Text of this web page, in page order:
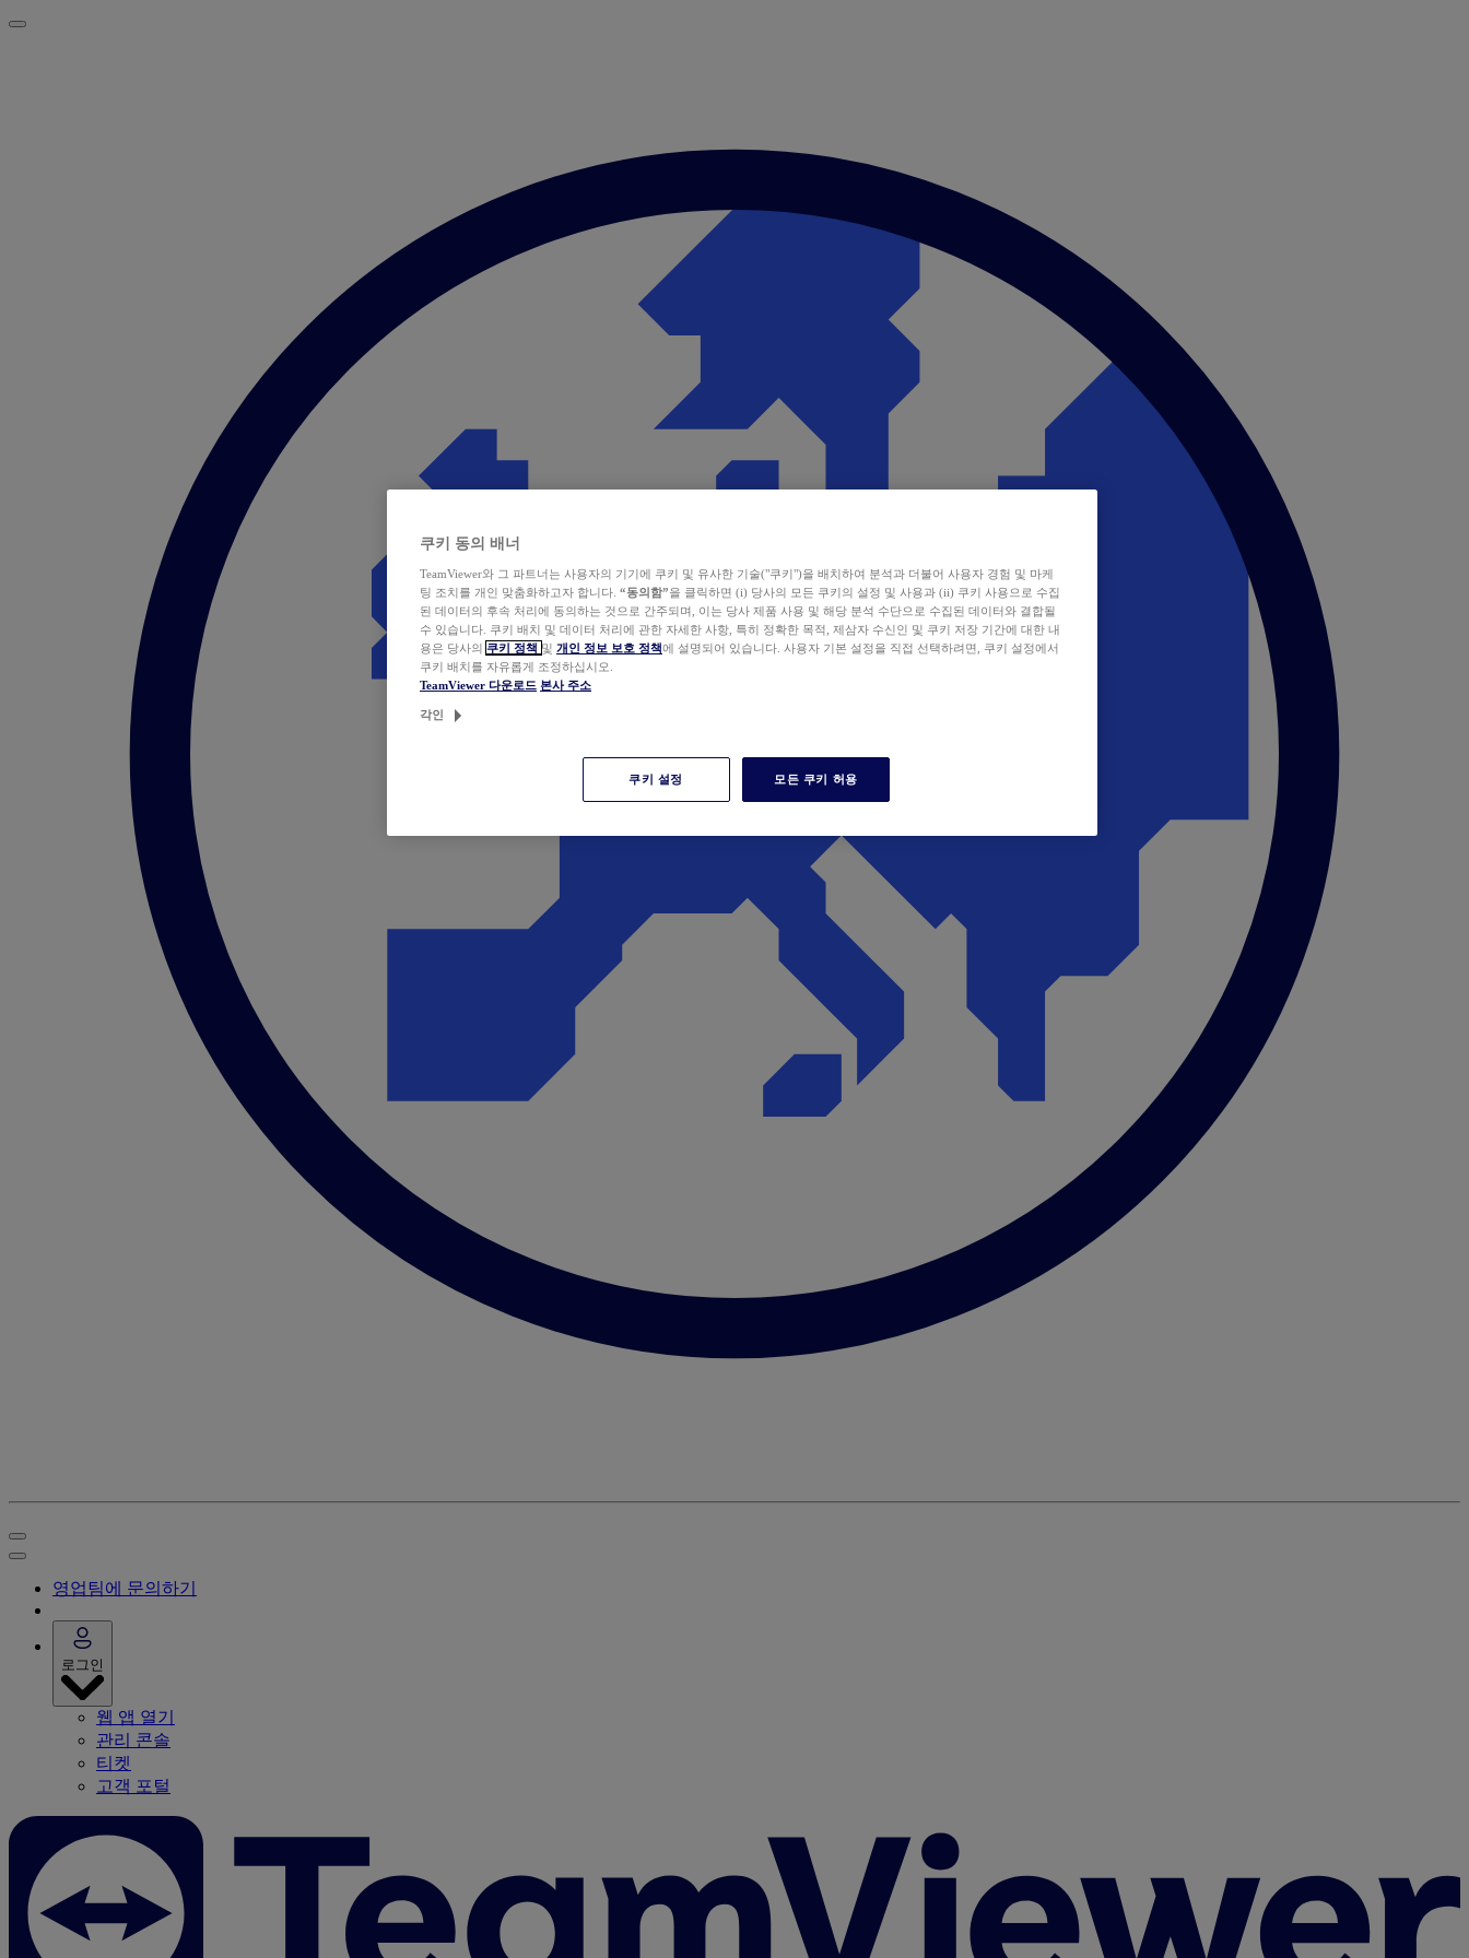
영업팀에 문의하기
로그인
웹 앱 열기
관리 콘솔
티켓
고객 포털
쿠키 동의 배너
TeamViewer와 그 파트너는 사용자의 기기에 쿠키 및 유사한 기술("쿠키")을 배치하여 분석과 더불어 사용자 경험 및 마케
팅 조치를 개인 맞춤화하고자 합니다. “동의함”을 클릭하면 (i) 당사의 모든 쿠키의 설정 및 사용과 (ii) 쿠키 사용으로 수집
된 데이터의 후속 처리에 동의하는 것으로 간주되며, 이는 당사 제품 사용 및 해당 분석 수단으로 수집된 데이터와 결합될
수 있습니다. 쿠키 배치 및 데이터 처리에 관한 자세한 사항, 특히 정확한 목적, 제삼자 수신인 및 쿠키 저장 기간에 대한 내
용은 당사의 쿠키 정책 및 개인 정보 보호 정책에 설명되어 있습니다. 사용자 기본 설정을 직접 선택하려면, 쿠키 설정에서
쿠키 배치를 자유롭게 조정하십시오.
TeamViewer 다운로드 본사 주소
각인
쿠키 설정 모든 쿠키 허용